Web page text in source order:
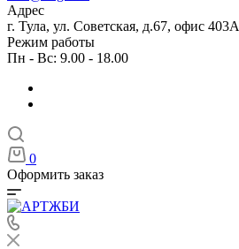
Адрес
г. Тула, ул. Советская, д.67, офис 403А
Режим работы
Пн - Вс: 9.00 - 18.00
0
Оформить заказ